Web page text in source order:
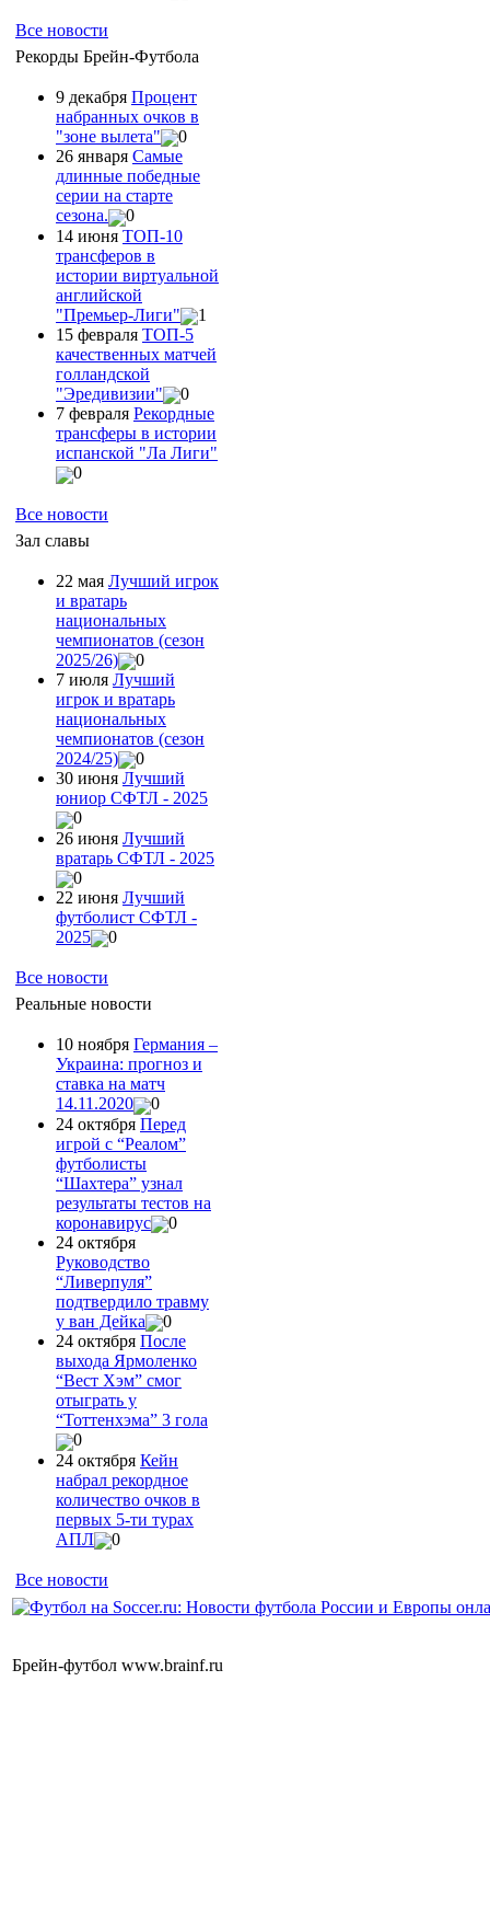
Все новости
Рекорды Брейн-Футбола
9 декабря Процент
набранных очков в
"зоне вылета"
0
26 января Самые
длинные победные
серии на старте
сезона.
0
14 июня ТОП-10
трансферов в
истории виртуальной
английской
"Премьер-Лиги"
1
15 февраля ТОП-5
качественных матчей
голландской
"Эредивизии"
0
7 февраля Рекордные
трансферы в истории
испанской "Ла Лиги"
0
Все новости
Зал славы
22 мая Лучший игрок
и вратарь
национальных
чемпионатов (сезон
2025/26)
0
7 июля Лучший
игрок и вратарь
национальных
чемпионатов (сезон
2024/25)
0
30 июня Лучший
юниор СФТЛ - 2025
0
26 июня Лучший
вратарь СФТЛ - 2025
0
22 июня Лучший
футболист СФТЛ -
2025
0
Все новости
Реальные новости
10 ноября Германия –
Украина: прогноз и
ставка на матч
14.11.2020
0
24 октября Перед
игрой с “Реалом”
футболисты
“Шахтера” узнал
результаты тестов на
коронавирус
0
24 октября
Руководство
“Ливерпуля”
подтвердило травму
у ван Дейка
0
24 октября После
выхода Ярмоленко
“Вест Хэм” смог
отыграть у
“Тоттенхэма” 3 гола
0
24 октября Кейн
набрал рекордное
количество очков в
первых 5-ти турах
АПЛ
0
Все новости
Брейн-футбол www.brainf.ru